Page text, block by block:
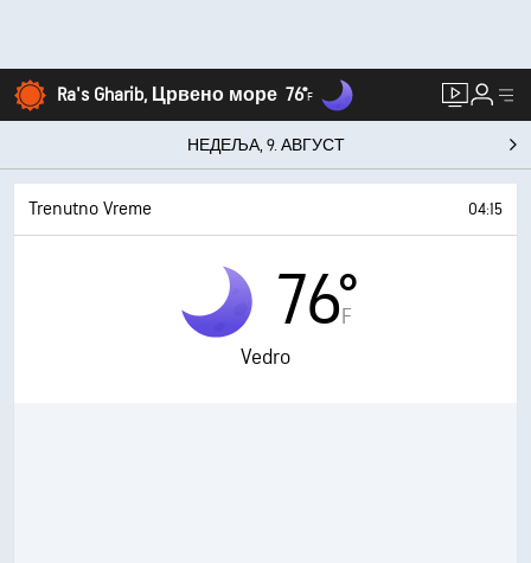
Ra's Gharib, Црвено море 76°F
НЕДЕЉА, 9. АВГУСТ
Trenutno Vreme 04:15
76°
F
Vedro